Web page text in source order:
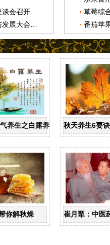
谈会召开
草莓综
番茄苹
养生之白露养生 秋天养生6要
你解秋燥 崔月犁：中医